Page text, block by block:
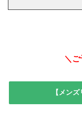
＼
【メン